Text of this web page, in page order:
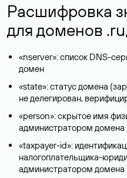
Расшифровка
для доменов
«nserver»: список DNS-
домен
«state»: статус домена
не делегирован,
«person»: скрытое имя
администратором домена
«taxpayer-id»:
налогоплательщика-
администратором домена